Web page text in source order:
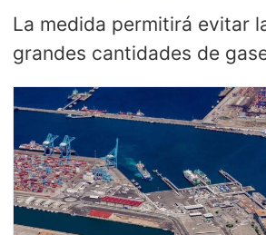
La medida permitirá evitar
grandes cantidades de